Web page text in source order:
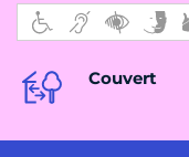
Couvert